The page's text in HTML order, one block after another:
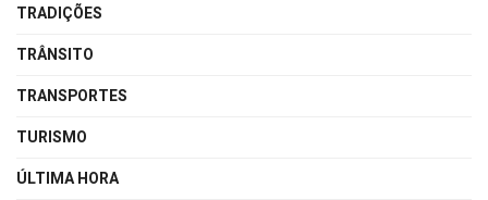
TRADIÇÕES
TRÂNSITO
TRANSPORTES
TURISMO
ÚLTIMA HORA